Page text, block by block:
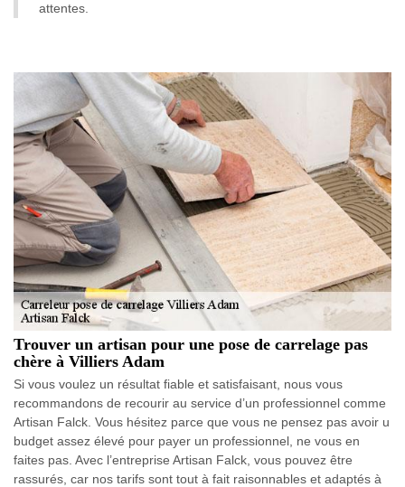
attentes.
Trouver un artisan pour une pose de carrelage pas
chère à Villiers Adam
Si vous voulez un résultat fiable et satisfaisant, nous vous
recommandons de recourir au service d’un professionnel comme
Artisan Falck. Vous hésitez parce que vous ne pensez pas avoir u
budget assez élevé pour payer un professionnel, ne vous en
faites pas. Avec l’entreprise Artisan Falck, vous pouvez être
rassurés, car nos tarifs sont tout à fait raisonnables et adaptés à